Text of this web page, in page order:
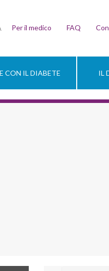
Per il medico FAQ
CON IL DIABETE IL